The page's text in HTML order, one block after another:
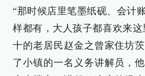
“那时候店里笔墨纸砚、会计
样都有，大人孩子都喜欢来
十的老居民赵金之曾家住坊
了小镇的一名义务讲解员，